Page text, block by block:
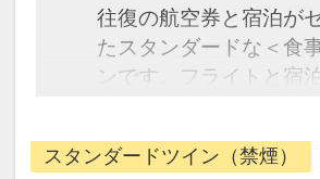
往復の航空券と宿泊が
たスタンダードな＜食
ンです。フライトと宿
ージだから、一都市滞
周遊旅行にも最適！
スタンダードツイン（禁煙）